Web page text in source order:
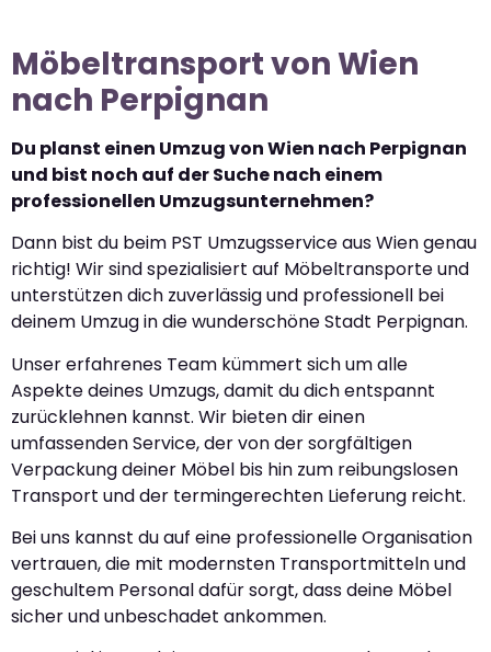
Möbeltransport von Wien
nach Perpignan
Du planst einen Umzug von Wien nach Perpignan
und bist noch auf der Suche nach einem
professionellen Umzugsunternehmen?
Dann bist du beim PST Umzugsservice aus Wien genau
richtig! Wir sind spezialisiert auf Möbeltransporte und
unterstützen dich zuverlässig und professionell bei
deinem Umzug in die wunderschöne Stadt Perpignan.
Unser erfahrenes Team kümmert sich um alle
Aspekte deines Umzugs, damit du dich entspannt
zurücklehnen kannst. Wir bieten dir einen
umfassenden Service, der von der sorgfältigen
Verpackung deiner Möbel bis hin zum reibungslosen
Transport und der termingerechten Lieferung reicht.
Bei uns kannst du auf eine professionelle Organisation
vertrauen, die mit modernsten Transportmitteln und
geschultem Personal dafür sorgt, dass deine Möbel
sicher und unbeschadet ankommen.